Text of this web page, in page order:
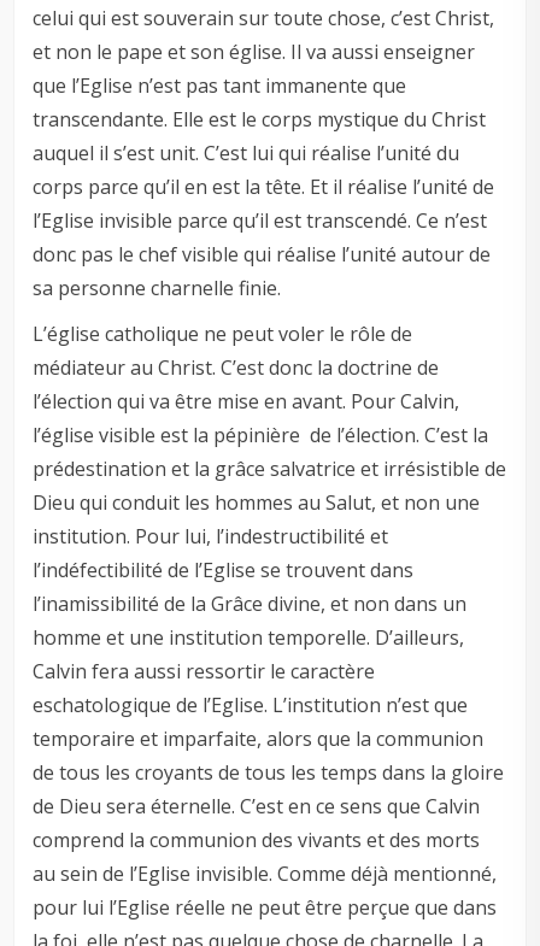
celui qui est souverain sur toute chose, c’est Christ,
et non le pape et son église. Il va aussi enseigner
que l’Eglise n’est pas tant immanente que
transcendante. Elle est le corps mystique du Christ
auquel il s’est unit. C’est lui qui réalise l’unité du
corps parce qu’il en est la tête. Et il réalise l’unité de
l’Eglise invisible parce qu’il est transcendé. Ce n’est
donc pas le chef visible qui réalise l’unité autour de
sa personne charnelle finie.
L’église catholique ne peut voler le rôle de
médiateur au Christ. C’est donc la doctrine de
l’élection qui va être mise en avant. Pour Calvin,
l’église visible est la pépinière de l’élection. C’est la
prédestination et la grâce salvatrice et irrésistible de
Dieu qui conduit les hommes au Salut, et non une
institution. Pour lui, l’indestructibilité et
l’indéfectibilité de l’Eglise se trouvent dans
l’inamissibilité de la Grâce divine, et non dans un
homme et une institution temporelle. D’ailleurs,
Calvin fera aussi ressortir le caractère
eschatologique de l’Eglise. L’institution n’est que
temporaire et imparfaite, alors que la communion
de tous les croyants de tous les temps dans la gloire
de Dieu sera éternelle. C’est en ce sens que Calvin
comprend la communion des vivants et des morts
au sein de l’Eglise invisible. Comme déjà mentionné,
pour lui l’Eglise réelle ne peut être perçue que dans